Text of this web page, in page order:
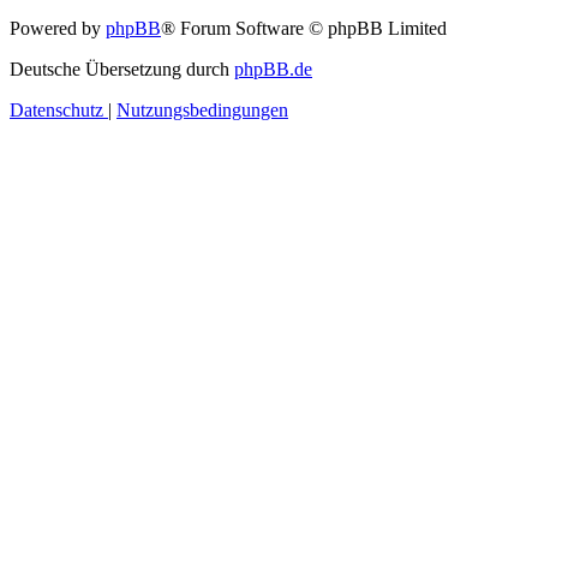
Powered by phpBB® Forum Software © phpBB Limited
Deutsche Übersetzung durch phpBB.de
Datenschutz | Nutzungsbedingungen